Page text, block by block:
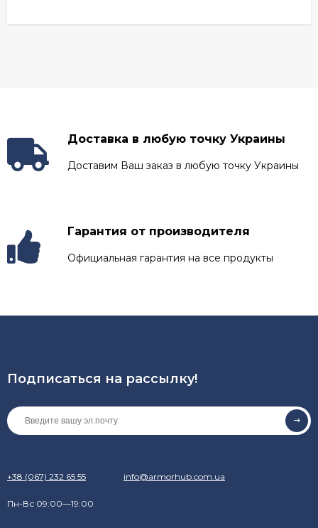
Доставка в любую точку Украины
Доставим Ваш заказ в любую точку Украины
Гарантия от производителя
Официальная гарантия на все продукты
Подписаться на рассылкy!
+38 (067) 232 65 55 info@armorhub.com.ua
Пн-Вс 09:00—19:00